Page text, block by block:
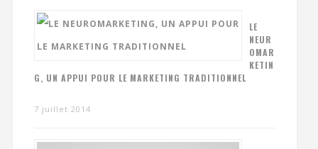
LE
NEUR
OMAR
KETIN
G, UN APPUI POUR LE MARKETING TRADITIONNEL
7 juillet 2014